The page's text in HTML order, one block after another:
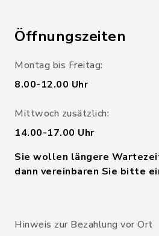
Öffnungszeiten
Montag bis Freitag:
8.00-12.00 Uhr
Mittwoch zusätzlich:
14.00-17.00 Uhr
Sie wollen längere
dann vereinbaren Sie bitte
Hinweis zur Bezahlung vor Ort